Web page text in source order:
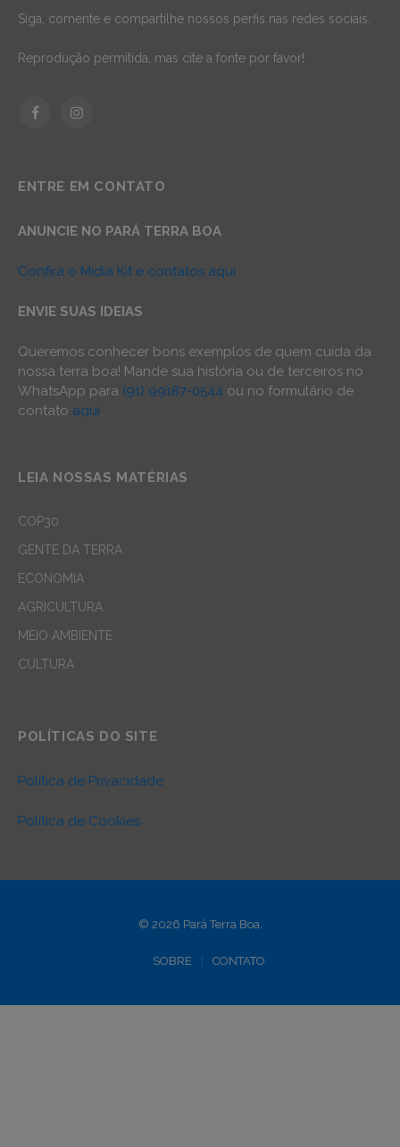
Siga, comente e compartilhe nossos perfis nas redes sociais.
Reprodução permitida, mas cite a fonte por favor!
FacebookInstagram
ENTRE EM CONTATO
ANUNCIE NO PARÁ TERRA BOA
Confira o Mídia Kit e contatos aqui
ENVIE SUAS IDEIAS
Queremos conhecer bons exemplos de quem cuida da
nossa terra boa! Mande sua história ou de terceiros no
WhatsApp para (91) 99187-0544 ou no formulário de
contato aqui.
LEIA NOSSAS MATÉRIAS
COP30
GENTE DA TERRA
ECONOMIA
AGRICULTURA
MEIO AMBIENTE
CULTURA
POLÍTICAS DO SITE
Política de Privacidade
Política de Cookies
© 2026 Pará Terra Boa.
SOBRE CONTATO